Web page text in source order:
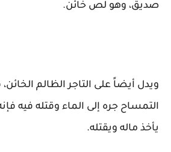
صديق، وهو لص خائن.
ويدل أيضاً على التاجر الظالم
التمساح جره إلى الماء وقتله فيه
يأخذ ماله ويقتله.